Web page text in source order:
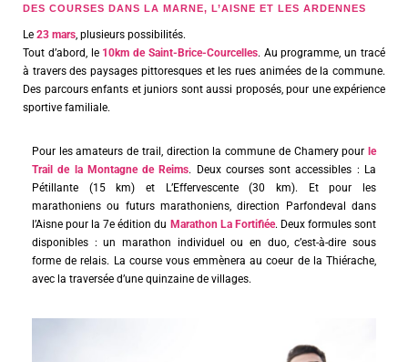
DES COURSES DANS LA MARNE, L’AISNE ET LES ARDENNES
Le 23 mars , plusieurs possibilités.
Tout d’abord, le 10km de Saint-Brice-Courcelles. Au programme, un tracé
à travers des paysages pittoresques et les rues animées de la commune.
Des parcours enfants et juniors sont aussi proposés, pour une expérience
sportive familiale.
Pour les amateurs de trail, direction la commune de Chamery pour le
Trail de la Montagne de Reims. Deux courses sont accessibles : La
Pétillante (15 km) et L’Effervescente (30 km). Et pour les
marathoniens ou futurs marathoniens, direction Parfondeval dans
l’Aisne pour la 7e édition du Marathon La Fortifiée. Deux formules sont
disponibles : un marathon individuel ou en duo, c’est-à-dire sous
forme de relais. La course vous emmènera au coeur de la Thiérache,
avec la traversée d’une quinzaine de villages.